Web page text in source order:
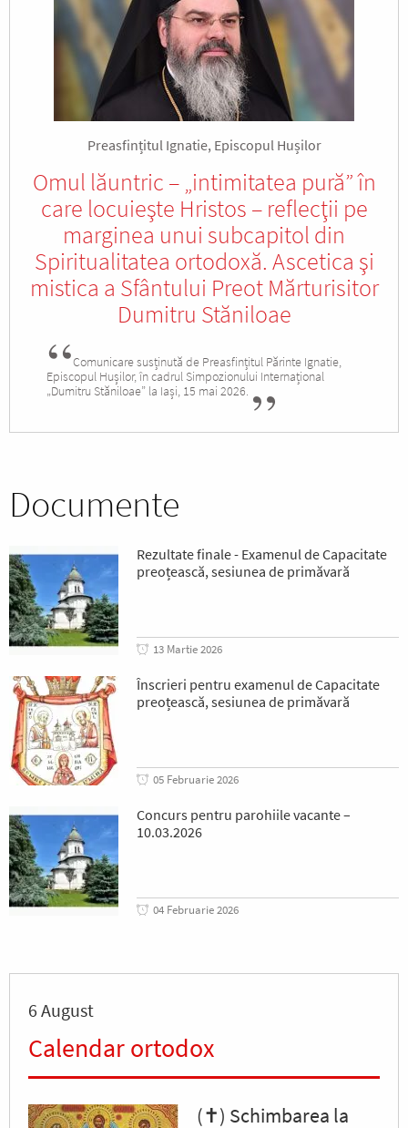
Preasfințitul Ignatie, Episcopul Hușilor
Omul lăuntric – „intimitatea pură” în
care locuieşte Hristos – reflecţii pe
marginea unui subcapitol din
Spiritualitatea ortodoxă. Ascetica şi
mistica a Sfântului Preot Mărturisitor
Dumitru Stăniloae
Comunicare susținută de Preasfințitul Părinte Ignatie,
Episcopul Hușilor, în cadrul Simpozionului Internațional
„Dumitru Stăniloae” la Iași, 15 mai 2026.
Documente
Rezultate finale - Examenul de Capacitate
preoțească, sesiunea de primăvară
13 Martie 2026
Înscrieri pentru examenul de Capacitate
preoțească, sesiunea de primăvară
05 Februarie 2026
Concurs pentru parohiile vacante –
10.03.2026
04 Februarie 2026
6 August
Calendar ortodox
(✝) Schimbarea la